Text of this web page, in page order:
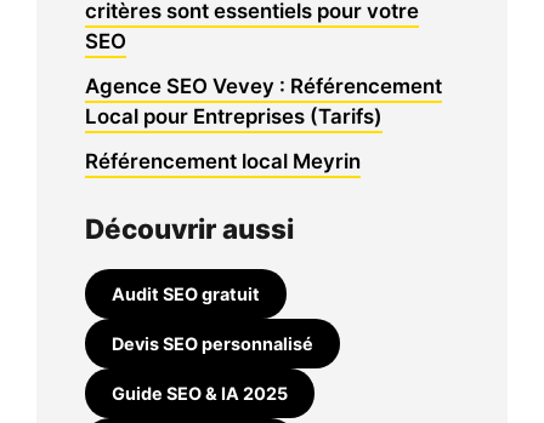
critères sont essentiels pour votre
SEO
Agence SEO Vevey : Référencement
Local pour Entreprises (Tarifs)
Référencement local Meyrin
Découvrir aussi
Audit SEO gratuit
Devis SEO personnalisé
Guide SEO & IA 2025